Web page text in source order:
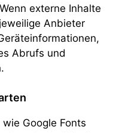
externe Inhalte
Anbieter
Abrufs und
Google Fonts